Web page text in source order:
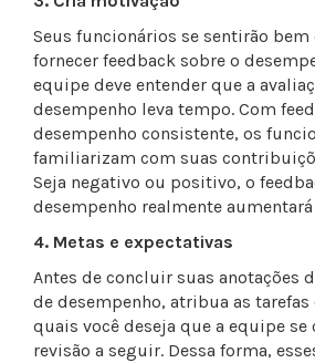
Seus funcionários se sentirão bem
fornecer feedback sobre o
equipe deve entender que a
desempenho leva tempo. Com
desempenho consistente, os
familiarizam com suas
Seja negativo ou positivo, o
desempenho realmente
4. Metas e expectativas
Antes de concluir suas anotações
de desempenho, atribua as
quais você deseja que a equipe se
revisão a seguir. Dessa forma,